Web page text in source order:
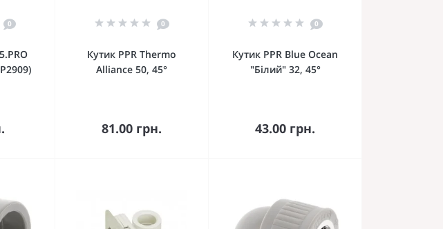
0 0
Кутик PPR Thermo
Alliance 50, 45°
81.00 грн.
До кошика
0
Кутик PPR Blue Ocean
"Білий" 32, 45°
43.00 грн.
До кошика